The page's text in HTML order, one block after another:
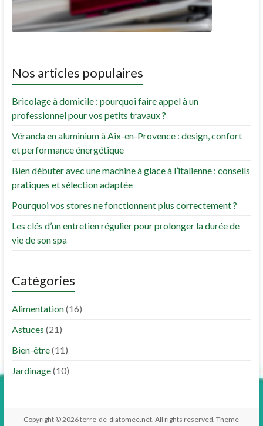
Nos articles populaires
Bricolage à domicile : pourquoi faire appel à un
professionnel pour vos petits travaux ?
Véranda en aluminium à Aix-en-Provence : design, confort
et performance énergétique
Bien débuter avec une machine à glace à l’italienne : conseils
pratiques et sélection adaptée
Pourquoi vos stores ne fonctionnent plus correctement ?
Les clés d’un entretien régulier pour prolonger la durée de
vie de son spa
Catégories
Alimentation(16)
Astuces (21)
Bien-être(11)
Jardinage(10)
Copyright © 2026terre-de-diatomee.net . All rights reserved. Theme